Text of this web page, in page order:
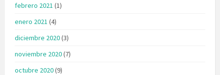
febrero 2021 (1)
enero 2021 (4)
diciembre 2020(3)
noviembre 2020(7)
octubre 2020(9)